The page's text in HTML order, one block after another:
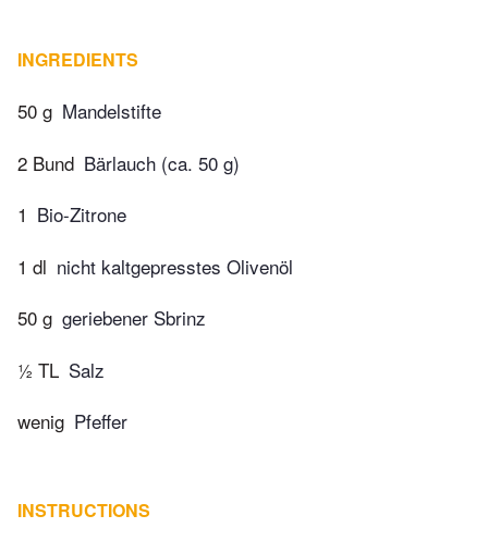
INGREDIENTS
50 g Mandelstifte
2 Bund Bärlauch (ca. 50 g)
1 Bio-Zitrone
1 dl nicht kaltgepresstes Olivenöl
50 g geriebener Sbrinz
½ TL Salz
wenig Pfeffer
INSTRUCTIONS